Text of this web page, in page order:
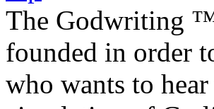
The Godwriting
founded in order
who wants to